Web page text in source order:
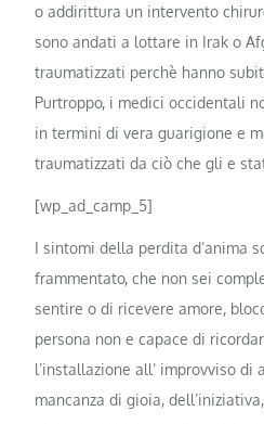
o addirittura un intervento
sono andati a lottare in Irak o
traumatizzati perchè hanno
Purtroppo, i medici occidentali
in termini di vera guarigione e
traumatizzati da ciò che gli e
[wp_ad_camp_5]
I sintomi della perdita d’anima
frammentato, che non sei
sentire o di ricevere amore,
persona non e capace di
l’installazione all’ improvviso di
mancanza di gioia,